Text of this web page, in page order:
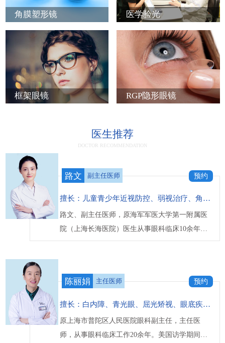
角膜塑形镜 医学验光
框架眼镜 RGP隐形眼镜
医生推荐
DOCTOR RECOMMENDATION
路文 副主任医师 预约
擅长：儿童青少年近视防控、弱视治疗、角膜塑形镜、RGP等验配以及并发症的处理
路文、副主任医师，原海军军医大学第一附属医
院（上海长海医院）医生从事眼科临床10余年，
对眼科常见病、多发病的诊治有较多的临床经
奖。...【详细】
陈丽娟 主任医师 预约
擅长：白内障、青光眼、屈光矫视、眼底疾病等
原上海市普陀区人民医院眼科副主任，主任医
师，从事眼科临床工作20余年。美国访学期间，